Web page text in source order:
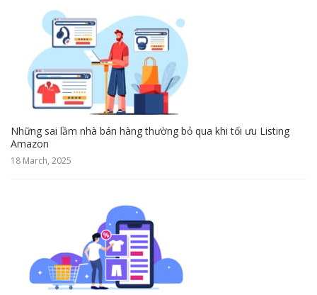
Những sai lầm nhà bán hàng thường bỏ qua khi tối ưu Listing
Amazon
18 March, 2025